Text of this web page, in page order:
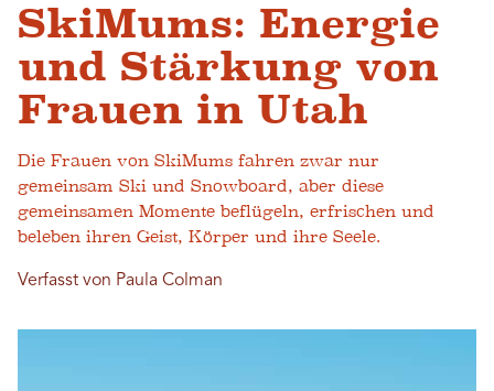
SkiMums: Energie
und Stärkung von
Frauen in Utah
Die Frauen von SkiMums fahren zwar nur
gemeinsam Ski und Snowboard, aber diese
gemeinsamen Momente beflügeln, erfrischen und
beleben ihren Geist, Körper und ihre Seele.
Verfasst von Paula Colman